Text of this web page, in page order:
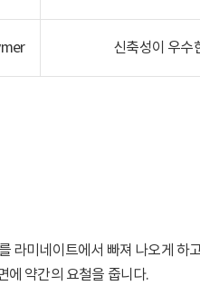
신축성이 우수
미네이트에서 빠져 나오게 하
에 약간의 요철을 줍니다.